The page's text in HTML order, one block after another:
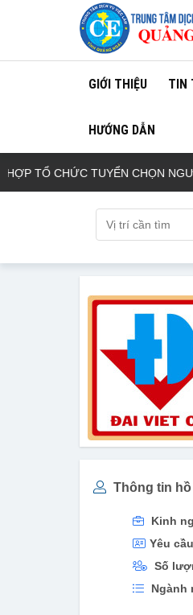
GIỚI THIỆU TIN
HƯỚNG DẪN
TỔ CHỨC TUYỂN CHỌN
Thông tin
Kinh
Yêu
Số
Ngành